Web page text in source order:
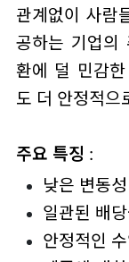
관계없이 사람
공하는 기업의
환에 덜 민감
도 더 안정적으
주요 특징 :
낮은 변동성
일관된 배
안정적인 수